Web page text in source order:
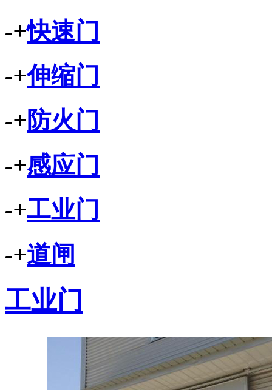
-+快速门
-+伸缩门
-+ 防火门
-+感应门
-+工业门
-+道闸
工业门